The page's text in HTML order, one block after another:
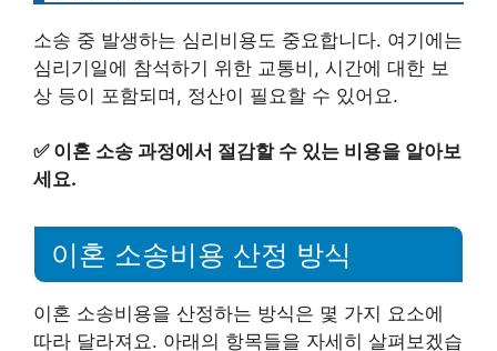
소송 중 발생하는 심리비용도 중요합니다. 여기에는
심리기일에 참석하기 위한 교통비, 시간에 대한 보
상 등이 포함되며, 정산이 필요할 수 있어요.
✅ 이혼 소송 과정에서 절감할 수 있는 비용을 알아보
세요.
이혼 소송비용 산정 방식
이혼 소송비용을 산정하는 방식은 몇 가지 요소에
따라 달라져요. 아래의 항목들을 자세히 살펴보겠습